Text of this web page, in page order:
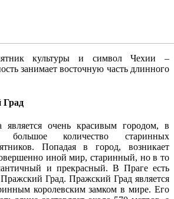
культуры и символ Чехии –
занимает восточную часть длинного
Град
является очень красивым городом, в
большое количество старинных
Попадая в город, возникает
иной мир, старинный, но в то
и прекрасный. В Праге есть
Град. Пражский Град является
королевским замком в мире. Его